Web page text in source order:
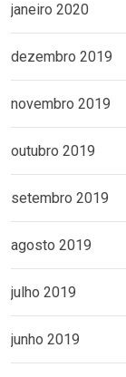
janeiro 2020
dezembro 2019
novembro 2019
outubro 2019
setembro 2019
agosto 2019
julho 2019
junho 2019